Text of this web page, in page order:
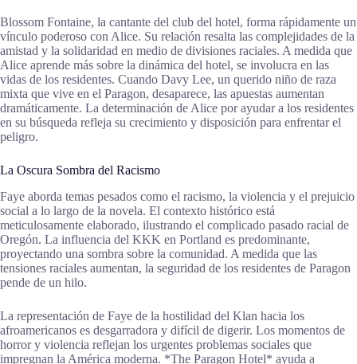
Blossom Fontaine, la cantante del club del hotel, forma rápidamente un
vínculo poderoso con Alice. Su relación resalta las complejidades de la
amistad y la solidaridad en medio de divisiones raciales. A medida que
Alice aprende más sobre la dinámica del hotel, se involucra en las
vidas de los residentes. Cuando Davy Lee, un querido niño de raza
mixta que vive en el Paragon, desaparece, las apuestas aumentan
dramáticamente. La determinación de Alice por ayudar a los residentes
en su búsqueda refleja su crecimiento y disposición para enfrentar el
peligro.
La Oscura Sombra del Racismo
Faye aborda temas pesados como el racismo, la violencia y el prejuicio
social a lo largo de la novela. El contexto histórico está
meticulosamente elaborado, ilustrando el complicado pasado racial de
Oregón. La influencia del KKK en Portland es predominante,
proyectando una sombra sobre la comunidad. A medida que las
tensiones raciales aumentan, la seguridad de los residentes de Paragon
pende de un hilo.
La representación de Faye de la hostilidad del Klan hacia los
afroamericanos es desgarradora y difícil de digerir. Los momentos de
horror y violencia reflejan los urgentes problemas sociales que
impregnan la América moderna. *The Paragon Hotel* ayuda a